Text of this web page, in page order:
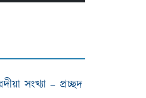
সংখ্যা – প্রচ্ছদ